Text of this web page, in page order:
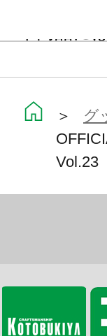
＞ グ
Vol.23